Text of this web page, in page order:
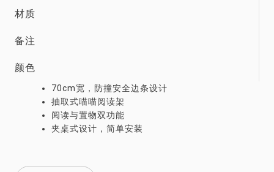
材质
备注
颜色
70cm宽，防撞安全边条设计
抽取式喵喵阅读架
阅读与置物双功能
夹桌式设计，简单安装